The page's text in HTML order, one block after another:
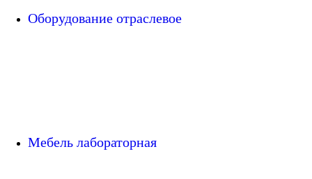
Оборудование отраслевое
Мебель лабораторная